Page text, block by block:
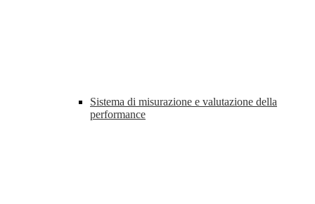
Sistema di misurazione e valutazione della
performance